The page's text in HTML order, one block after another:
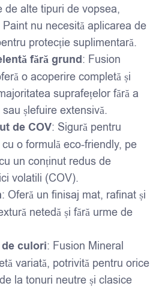
de alte tipuri de vopsea,
nu necesită aplicarea de
protecție suplimentară.
fără grund: Fusion
o acoperire completă și
suprafețelor fără a
șlefuire extensivă.
de COV: Sigură pentru
o formulă eco-friendly, pe
un conținut redus de
volatili (COV).
: Oferă un finisaj mat, rafinat și
netedă și fără urme de
culori: Fusion Mineral
variată, potrivită pentru orice
la tonuri neutre și clasice